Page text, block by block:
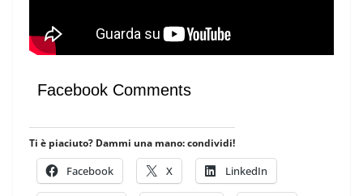
Facebook Comments
Ti è piaciuto? Dammi una mano: condividi!
Facebook X LinkedIn